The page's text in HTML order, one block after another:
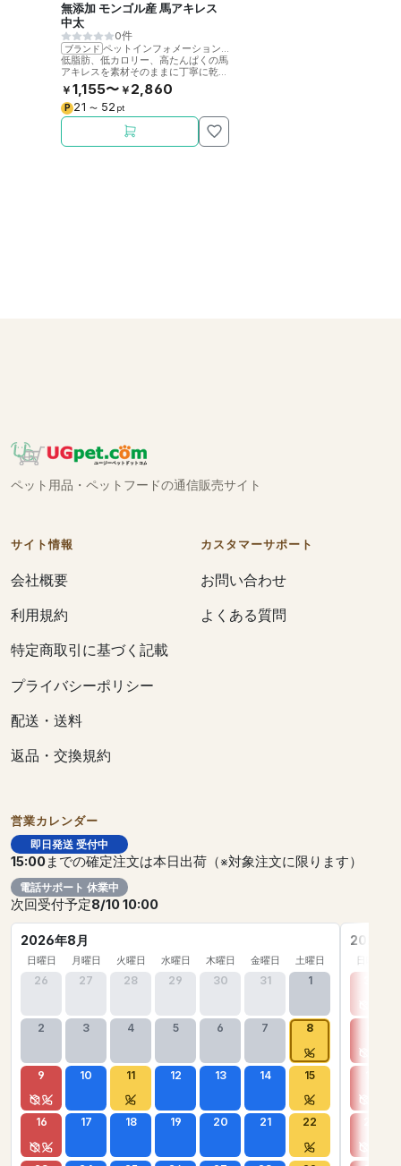
無添加 モンゴル産 馬アキレス
中太
0件
ブランド
低脂肪、低カロリー、高たんぱくの馬
アキレスを素材そのままに丁寧に乾燥
させました。噛むことで歯の健康をサ
ポート。
￥ 1,155〜 ￥ 2,860
P 21 〜 52 pt
ペット用品・ペットフードの通信販売サイト
サイト情報
会社概要
利用規約
特定商取引に基づく記載
プライバシーポリシー
配送・送料
返品・交換規約
カスタマーサポート
お問い合わせ
よくある質問
営業カレンダー
即日発送 受付中
15:00までの確定注文は本日出荷（※対象注文に限ります）
電話サポート 休業中
次回受付予定8/10 10:00
2026年8月
日曜日 月曜日 火曜日 水曜日 木曜日 金曜日 土曜日
26 27 28 29 30 31 1
2 3 4 5 6 7 8
9 10 11 12 13 14 15
16 17 18 19 20 21 22
2026年
日曜日